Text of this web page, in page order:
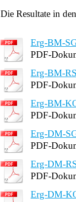
Die Resultate in
Erg-BM-
PDF-
Erg-BM-
PDF-
Erg-BM-
PDF-
Erg-DM-
PDF-
Erg-DM-
PDF-
Erg-DM-